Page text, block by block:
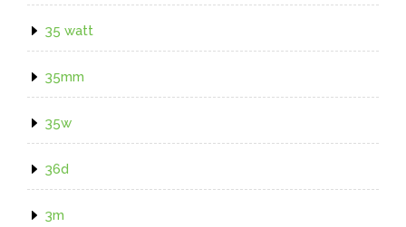
35 watt
35mm
35w
36d
3m